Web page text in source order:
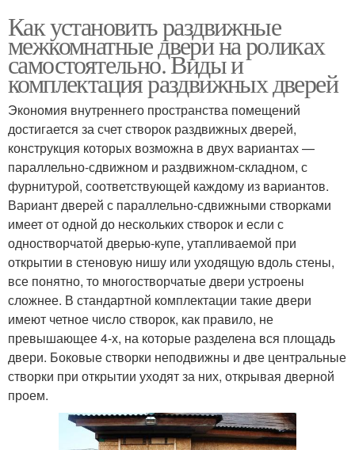
Как установить раздвижные
межкомнатные двери на роликах
самостоятельно. Виды и
комплектация раздвижных дверей
Экономия внутреннего пространства помещений
достигается за счет створок раздвижных дверей,
конструкция которых возможна в двух вариантах —
параллельно-сдвижном и раздвижном-складном, с
фурнитурой, соответствующей каждому из вариантов.
Вариант дверей с параллельно-сдвижными створками
имеет от одной до нескольких створок и если с
одностворчатой дверью-купе, утапливаемой при
открытии в стеновую нишу или уходящую вдоль стены,
все понятно, то многостворчатые двери устроены
сложнее. В стандартной комплектации такие двери
имеют четное число створок, как правило, не
превышающее 4-х, на которые разделена вся площадь
двери. Боковые створки неподвижны и две центральные
створки при открытии уходят за них, открывая дверной
проем.